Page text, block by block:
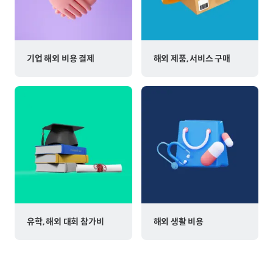
기업 해외 비용 결제 해외 제품, 서비스 구매
유학, 해외 대회 참가비 해외 생활 비용